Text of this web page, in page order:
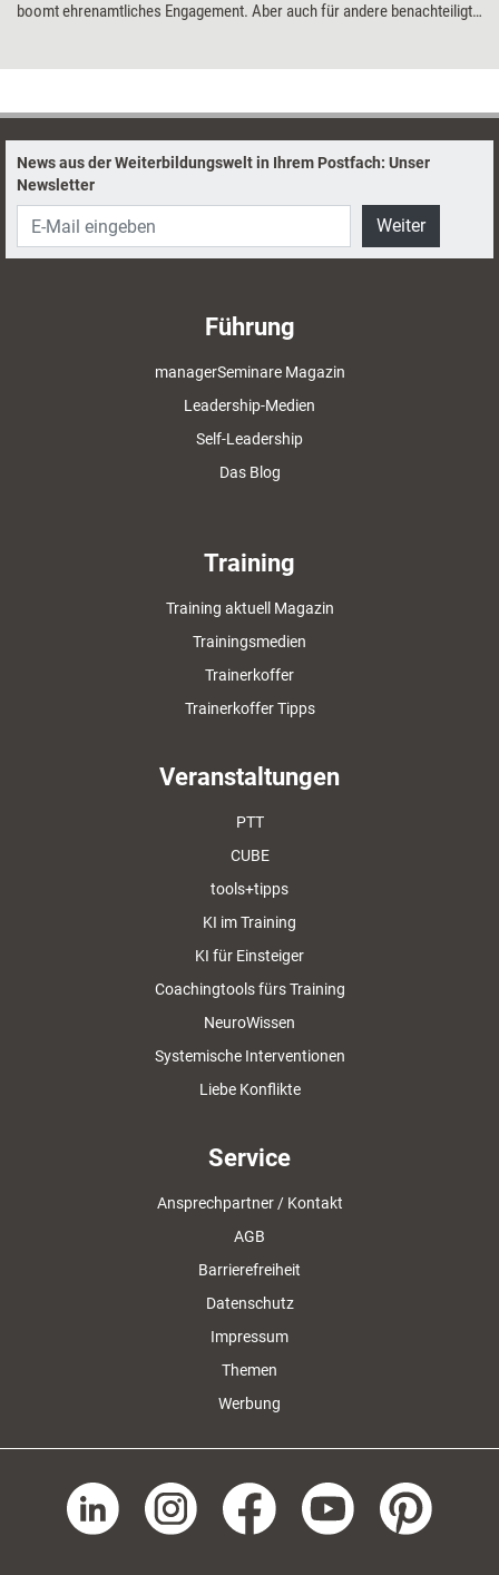
boomt ehrenamtliches Engagement. Aber auch für andere benachteiligte
News aus der Weiterbildungswelt in Ihrem Postfach: Unser
Newsletter
Weiter
Führung
managerSeminare Magazin
Leadership-Medien
Self-Leadership
Das Blog
Training
Training aktuell Magazin
Trainingsmedien
Trainerkoffer
Trainerkoffer Tipps
Veranstaltungen
PTT
CUBE
tools+tipps
KI im Training
KI für Einsteiger
Coachingtools fürs Training
NeuroWissen
Systemische Interventionen
Liebe Konflikte
Service
Ansprechpartner / Kontakt
AGB
Barrierefreiheit
Datenschutz
Impressum
Themen
Werbung